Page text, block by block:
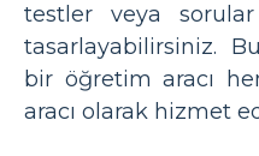
testler veya
tasarlayabilirsiniz.
bir öğretim aracı
aracı olarak hizmet